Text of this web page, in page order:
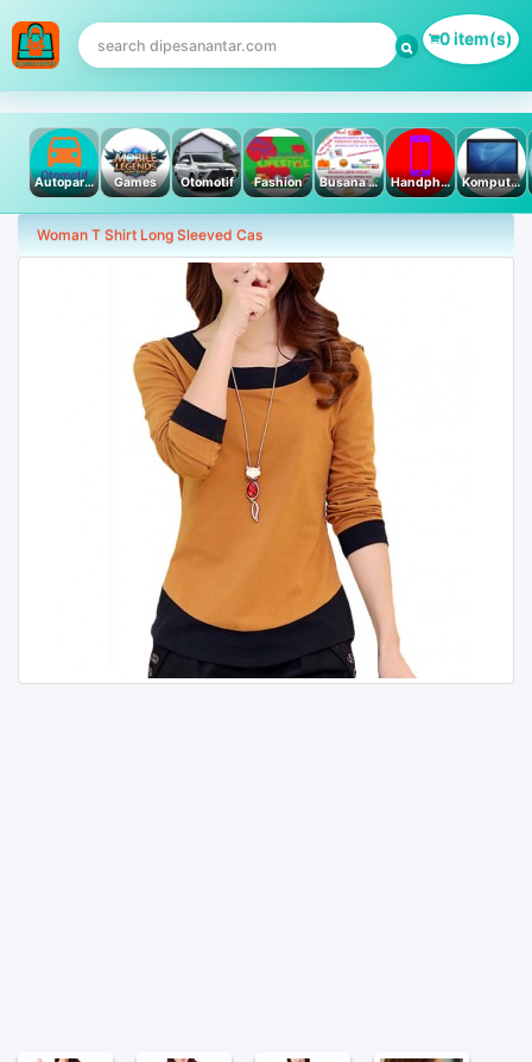
0 item(s)
Autoparts Games Otomotif Fashion Busana Muslim Handphone & Tablet Komputer PC & Laptop
Woman T Shirt Long Sleeved Cas